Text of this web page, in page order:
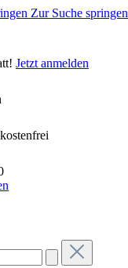
Zur Suche springen
Jetzt anmelden